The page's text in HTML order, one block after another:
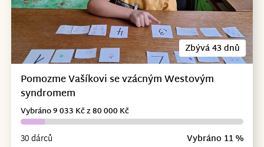
Zbývá 43 dnů
Pomozme Vašíkovi se vzácným Westovým
syndromem
30 dárců Vybráno 11 %
Vybráno 9 033 Kč z 80 000 Kč